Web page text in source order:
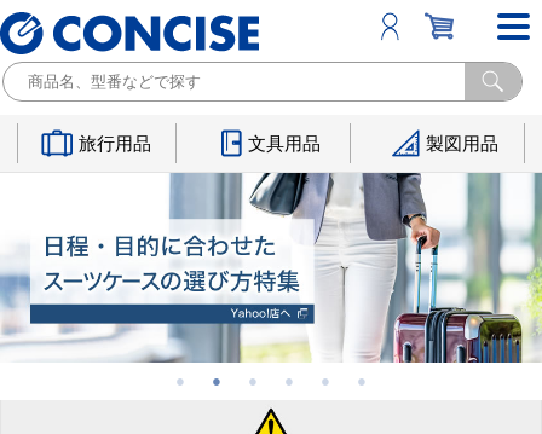
旅行用品 文具用品 製図用品